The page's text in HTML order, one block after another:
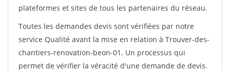
plateformes et sites de tous les partenaires du réseau.
Toutes les demandes devis sont vérifiées par notre
service Qualité avant la mise en relation à Trouver-des-
chantiers-renovation-beon-01. Un processus qui
permet de vérifier la véracité d'une demande de devis.